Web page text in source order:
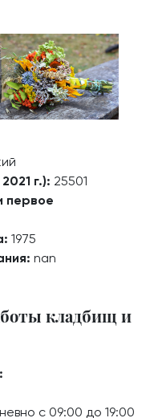
г.): 25501
первое
1975
nan
кладбищ и
с 09:00 до 19:00